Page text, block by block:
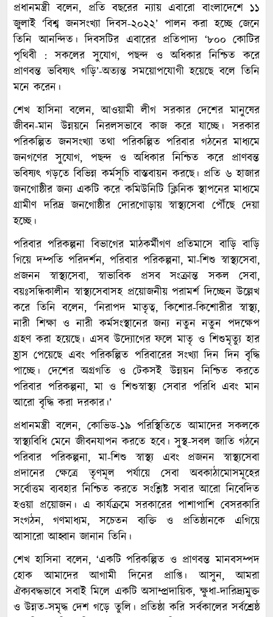
প্রধানমন্ত্রী বলেন, প্রতি বছরের ন্যায় এবারো বাংলাদেশে ১১
জুলাই ‘বিশ্ব জনসংখ্যা দিবস-২০২২’ পালন করা হচ্ছে জেনে
তিনি আনন্দিত। দিবসটির এবারের প্রতিপাদ্য ‘৮০০ কোটির
পৃথিবী : সকলের সুযোগ, পছন্দ ও অধিকার নিশ্চিত করে
প্রাণবন্ত ভবিষ্যৎ গড়ি’-অত্যন্ত সময়োপযোগী হয়েছে বলে তিনি
মনে করেন।
শেখ হাসিনা বলেন, আওয়ামী লীগ সরকার দেশের মানুষের
জীবন-মান উন্নয়নে নিরলসভাবে কাজ করে যাচ্ছে। সরকার
পরিকল্পিত জনসংখ্যা তথা পরিকল্পিত পরিবার গঠনের মাধ্যমে
জনগণের সুযোগ, পছন্দ ও অধিকার নিশ্চিত করে প্রাণবন্ত
ভবিষ্যৎ গড়তে বিভিন্ন কর্মসূচি বাস্তবায়ন করছে। প্রতি ৬ হাজার
জনগোষ্ঠীর জন্য একটি করে কমিউনিটি ক্লিনিক স্থাপনের মাধ্যমে
গ্রামীণ দরিদ্র জনগোষ্ঠীর দোরগোড়ায় স্বাস্থ্যসেবা পৌঁছে দেয়া
হচ্ছে।
পরিবার পরিকল্পনা বিভাগের মাঠকর্মীগণ প্রতিমাসে বাড়ি বাড়ি
গিয়ে দম্পতি পরিদর্শন, পরিবার পরিকল্পনা, মা-শিশু স্বাস্থ্যসেবা,
প্রজনন স্বাস্থ্যসেবা, স্বাভাবিক প্রসব সংক্রান্ত সকল সেবা,
বয়ঃসন্ধিকালীন স্বাস্থ্যসেবাসহ প্রয়োজনীয় পরামর্শ দিচ্ছেন উল্লেখ
করে তিনি বলেন, ‘নিরাপদ মাতৃত্ব, কিশোর-কিশোরীর স্বাস্থ্য,
নারী শিক্ষা ও নারী কর্মসংস্থানের জন্য নতুন নতুন পদক্ষেপ
গ্রহণ করা হয়েছে। এসব উদ্যোগের ফলে মাতৃ ও শিশুমৃত্যু হার
হ্রাস পেয়েছে এবং পরিকল্পিত পরিবারের সংখ্যা দিন দিন বৃদ্ধি
পাচ্ছে। দেশের অগ্রগতি ও টেকসই উন্নয়ন নিশ্চিত করতে
পরিবার পরিকল্পনা, মা ও শিশুস্বাস্থ্য সেবার পরিধি এবং মান
আরো বৃদ্ধি করা দরকার।’
প্রধানমন্ত্রী বলেন, কোভিড-১৯ পরিস্থিতিতে আমাদের সকলকে
স্বাস্থ্যবিধি মেনে জীবনযাপন করতে হবে। সুস্থ-সবল জাতি গঠনে
পরিবার পরিকল্পনা, মা-শিশু স্বাস্থ্য এবং প্রজনন স্বাস্থ্যসেবা
প্রদানের ক্ষেত্রে তৃণমূল পর্যায়ে সেবা অবকাঠামোসমূহের
সর্বোত্তম ব্যবহার নিশ্চিত করতে সংশ্লিষ্ট সবার আরো নিবেদিত
হওয়া প্রয়োজন। এ কার্যক্রমে সরকারের পাশাপাশি বেসরকারি
সংগঠন, গণমাধ্যম, সচেতন ব্যক্তি ও প্রতিষ্ঠানকে এগিয়ে
আসারো আহ্বান জানান তিনি।
শেখ হাসিনা বলেন, ‘একটি পরিকল্পিত ও প্রাণবন্ত মানবসম্পদ
হোক আমাদের আগামী দিনের প্রাপ্তি। আসুন, আমরা
ঐক্যবদ্ধভাবে সবাই মিলে একটি অসাম্প্রদায়িক, ক্ষুধা-দারিদ্র্যমুক্ত
ও উন্নত-সমৃদ্ধ দেশ গড়ে তুলি। প্রতিষ্ঠা করি সর্বকালের সর্বশ্রেষ্ঠ